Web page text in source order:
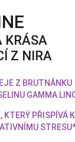
KRÁSA
Z NIRA
Z BRUTNÁNKU
GAMMA
KTERÝ PŘISPÍVÁ